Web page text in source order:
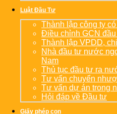
Luật Đầu Tư
Thành lập công ty
Điều chỉnh GCN
Thành lập VPDD,
Nhà đầu tư nước
Nam
Thủ tục đầu tư ra
Tư vấn chuyển
Tư vấn dự án trong
Hỏi đáp về Đầu tư
Giấy phép con